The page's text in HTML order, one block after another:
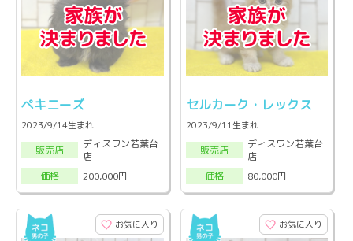
ペキニーズ
2023/9/14生まれ
販売店
ディスワン若葉台
店
価格
200,000円
セルカーク・レックス
2023/9/11生まれ
販売店
ディスワン若葉台
店
価格
80,000円
お気に入り お気に入り